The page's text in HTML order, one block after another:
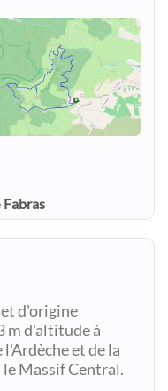
Fabras
d'origine
m d'altitude à
et de la
Massif Central.